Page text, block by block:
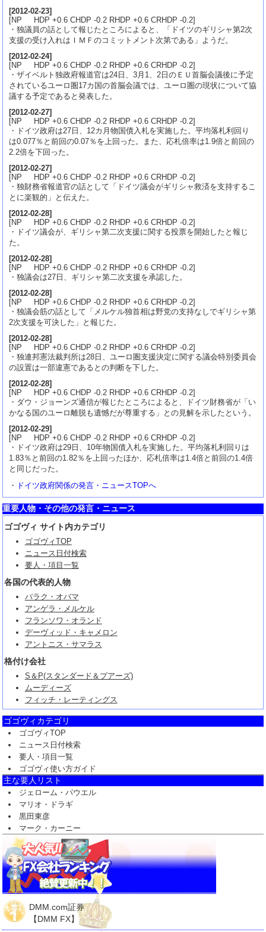
[2012-02-23]
[NP HDP +0.6 CHDP -0.2 RHDP +0.6 CRHDP -0.2]
・独議員の話として報じたところによると、「ドイツのギリシャ第2次
支援の受け入れはＩＭＦのコミットメント次第である」ようだ。
[2012-02-24]
[NP HDP +0.6 CHDP -0.2 RHDP +0.6 CRHDP -0.2]
・ザイベルト独政府報道官は24日、3月1、2日のＥＵ首脳会議後に予定
されているユーロ圏17カ国の首脳会議では、ユーロ圏の現状について協
議する予定であると発表した。
[2012-02-27]
[NP HDP +0.6 CHDP -0.2 RHDP +0.6 CRHDP -0.2]
・ドイツ政府は27日、12カ月物国債入札を実施した。平均落札利回り
は0.077％と前回の0.07％を上回った。また、応札倍率は1.9倍と前回の
2.2倍を下回った。
[2012-02-27]
[NP HDP +0.6 CHDP -0.2 RHDP +0.6 CRHDP -0.2]
・独財務省報道官の話として「ドイツ議会がギリシャ救済を支持するこ
とに楽観的」と伝えた。
[2012-02-28]
[NP HDP +0.6 CHDP -0.2 RHDP +0.6 CRHDP -0.2]
・ドイツ議会が、ギリシャ第二次支援に関する投票を開始したと報じ
た。
[2012-02-28]
[NP HDP +0.6 CHDP -0.2 RHDP +0.6 CRHDP -0.2]
・独議会は27日、ギリシャ第二次支援を承認した。
[2012-02-28]
[NP HDP +0.6 CHDP -0.2 RHDP +0.6 CRHDP -0.2]
・独議会筋の話として「メルケル独首相は野党の支持なしでギリシャ第
2次支援を可決した」と報じた。
[2012-02-28]
[NP HDP +0.6 CHDP -0.2 RHDP +0.6 CRHDP -0.2]
・独連邦憲法裁判所は28日、ユーロ圏支援決定に関する議会特別委員会
の設置は一部違憲であるとの判断を下した。
[2012-02-28]
[NP HDP +0.6 CHDP -0.2 RHDP +0.6 CRHDP -0.2]
・ダウ・ジョーンズ通信が報じたところによると、ドイツ財務省が「い
かなる国のユーロ離脱も遺憾だが尊重する」との見解を示したという。
[2012-02-29]
[NP HDP +0.6 CHDP -0.2 RHDP +0.6 CRHDP -0.2]
・ドイツ政府は29日、10年物国債入札を実施した。平均落札利回りは
1.83％と前回の1.82％を上回ったほか、応札倍率は1.4倍と前回の1.4倍
と同じだった。
・ ドイツ政府関係の発言・ニュースTOPへ
重要人物・その他の発言・ニュース
ゴゴヴィ サイト内カテゴリ
ゴゴヴィTOP
ニュース日付検索
要人・項目一覧
各国の代表的人物
バラク・オバマ
アンゲラ・メルケル
フランソワ・オランド
デーヴィッド・キャメロン
アントニス・サマラス
格付け会社
S＆P(スタンダード＆プアーズ)
ムーディーズ
フィッチ・レーティングス
ゴゴヴィカテゴリ
ゴゴヴィTOP
ニュース日付検索
要人・項目一覧
ゴゴヴィ使い方ガイド
主な要人リスト
ジェローム・パウエル
マリオ・ドラギ
黒田東彦
マーク・カーニー
DMM.com証券
【DMM FX】